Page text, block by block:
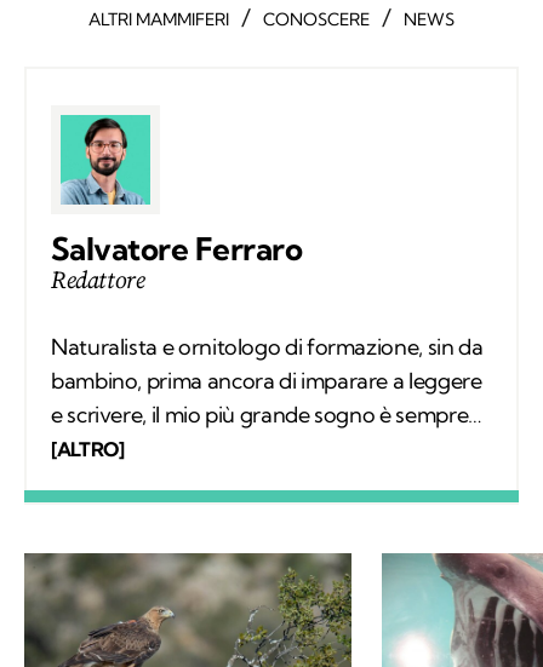
ALTRI MAMMIFERI / CONOSCERE / NEWS
Salvatore Ferraro
Redattore
Naturalista e ornitologo di formazione, sin da
bambino, prima ancora di imparare a leggere
e scrivere, il mio più grande sogno è sempre
stato quello di conoscere tutto sugli animali e
campo e, parallelamente, nell'educazione
ambientale. Alla base del mio interesse per le
scienze naturali, oltre a una profonda e
sincera vocazione, c'è la voglia di mettere a
[ALTRO]